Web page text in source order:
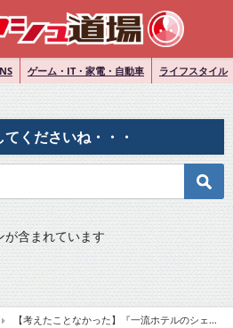
ゲーム・IT・家電・自動車 ライフスタイル
くださいね・・・
が含まれています
【考えたことなかった】『一流ホテルのシェフ